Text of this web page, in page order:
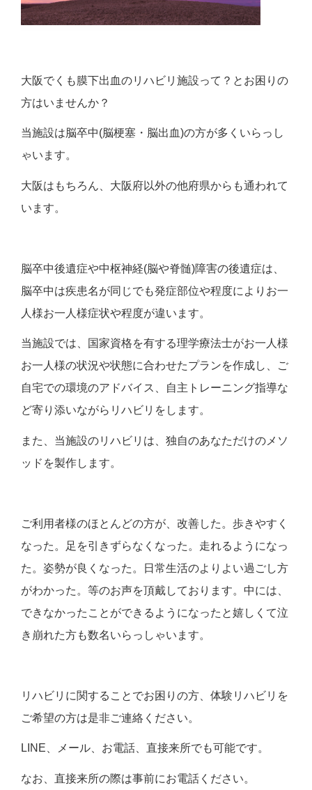
大阪でくも膜下出血のリハビリ施設って？とお困りの
方はいませんか？
当施設は脳卒中(脳梗塞・脳出血)の方が多くいらっし
ゃいます。
大阪はもちろん、大阪府以外の他府県からも通われて
います。
脳卒中後遺症や中枢神経(脳や脊髄)障害の後遺症は、
脳卒中は疾患名が同じでも発症部位や程度によりお一
人様お一人様症状や程度が違います。
当施設では、国家資格を有する理学療法士がお一人様
お一人様の状況や状態に合わせたプランを作成し、ご
自宅での環境のアドバイス、自主トレーニング指導な
ど寄り添いながらリハビリをします。
また、当施設のリハビリは、独自のあなただけのメソ
ッドを製作します。
ご利用者様のほとんどの方が、改善した。歩きやすく
なった。足を引きずらなくなった。走れるようになっ
た。姿勢が良くなった。日常生活のよりよい過ごし方
がわかった。等のお声を頂戴しております。中には、
できなかったことができるようになったと嬉しくて泣
き崩れた方も数名いらっしゃいます。
リハビリに関することでお困りの方、体験リハビリを
ご希望の方は是非ご連絡ください。
LINE、メール、お電話、直接来所でも可能です。
なお、直接来所の際は事前にお電話ください。